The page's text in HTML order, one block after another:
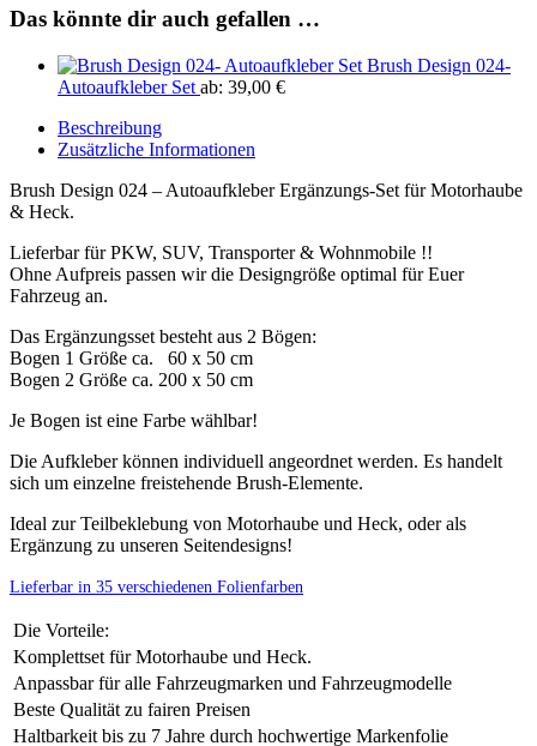
Das könnte dir auch gefallen …
Brush Design 024-
Autoaufkleber Set ab: 39,00 €
Beschreibung
Zusätzliche Informationen
Brush Design 024 – Autoaufkleber Ergänzungs-Set für Motorhaube
& Heck.
Lieferbar für PKW, SUV, Transporter & Wohnmobile !!
Ohne Aufpreis passen wir die Designgröße optimal für Euer
Fahrzeug an.
Das Ergänzungsset besteht aus 2 Bögen:
Bogen 1 Größe ca. 60 x 50 cm
Bogen 2 Größe ca. 200 x 50 cm
Je Bogen ist eine Farbe wählbar!
Die Aufkleber können individuell angeordnet werden. Es handelt
sich um einzelne freistehende Brush-Elemente.
Ideal zur Teilbeklebung von Motorhaube und Heck, oder als
Ergänzung zu unseren Seitendesigns!
Lieferbar in 35 verschiedenen Folienfarben
Die Vorteile:
Komplettset für Motorhaube und Heck.
Anpassbar für alle Fahrzeugmarken und Fahrzeugmodelle
Beste Qualität zu fairen Preisen
Haltbarkeit bis zu 7 Jahre durch hochwertige Markenfolie